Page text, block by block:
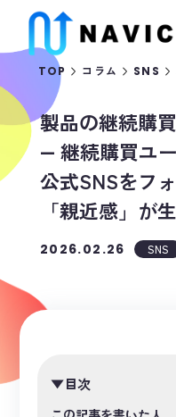
TOP コラム SNS
製品の継続購
― 継続購買ユ
公式SNSをフ
「親近感」が
2026.02.26 SNS
目次